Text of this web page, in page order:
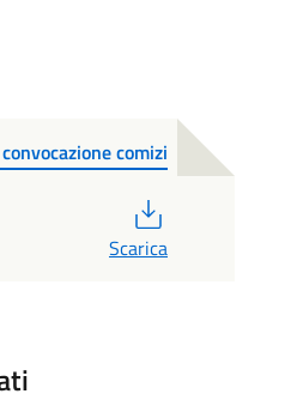
comizi
Scarica